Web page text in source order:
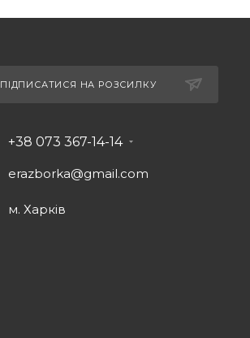
ПІДПИСАТИСЯ НА РОЗСИЛКУ
+38 073 367-14-14
erazborka@gmail.com
м. Харків